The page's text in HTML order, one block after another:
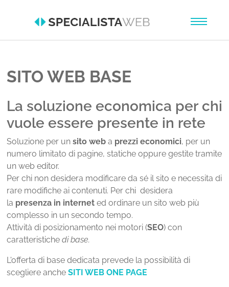
SITO WEB BASE
La soluzione economica per chi
vuole essere presente in rete
Soluzione per un sito web a prezzi economici, per un
numero limitato di pagine, statiche oppure gestite tramite
un web editor.
Per chi non desidera modificare da sé il sito e necessita di
rare modifiche ai contenuti. Per chi desidera
la presenza in internet ed ordinare un sito web più
complesso in un secondo tempo.
Attività di posizionamento nei motori (SEO) con
caratteristiche di base.
L'offerta di base dedicata prevede la possibilità di
scegliere anche SITI WEB ONE PAGE